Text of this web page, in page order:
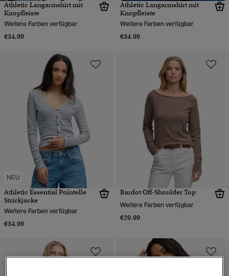
Athletic Langarmshirt mit
Knopfleiste
Weitere Farben verfügbar
€34.99
Athletic Langarmshirt mit
Knopfleiste
Weitere Farben verfügbar
€34.99
NEU
Athletic Essential Pointelle
Strickjacke
Weitere Farben verfügbar
€34.99
Bardot Off-Shoulder Top
Weitere Farben verfügbar
€29.99